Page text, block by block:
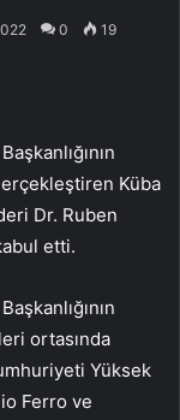
0 19
Küba
Dr. Ruben
etti.
ortasında
Yüksek
Ferro ve